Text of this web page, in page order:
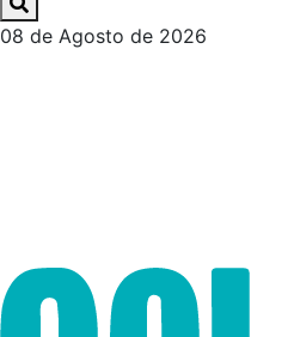
08 de Agosto de 2026